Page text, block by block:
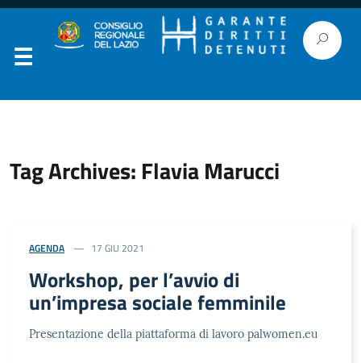
Tag Archives: Flavia Marucci
AGENDA 17 GIU 2021
Workshop, per l’avvio di
un’impresa sociale femminile
Presentazione della piattaforma di lavoro palwomen.eu